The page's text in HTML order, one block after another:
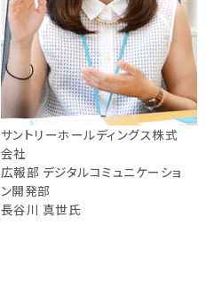
サントリーホールディングス株式
会社
広報部 デジタルコミュニケーショ
ン開発部
長谷川 真世氏